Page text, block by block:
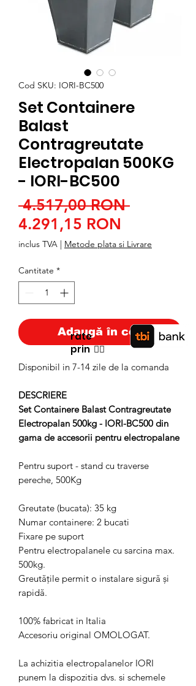
Cod SKU: IORI-BC500
Set Containere
Balast
Contragreutate
Electropalan 500KG
- IORI-BC500
4.517,00 RON Preț
4.291,15 RON
redus
inclus TVA | Metode plata si Livrare
Cantitate *
Adaugă în coș
Disponibil in 7-14 zile de la comanda
DESCRIERE
Set Containere Balast Contragreutate
Electropalan 500kg - IORI-BC500 din
gama de accesorii pentru electropalane
Pentru suport - stand cu traverse
pereche, 500Kg
Greutate (bucata): 35 kg
Numar containere: 2 bucati
Fixare pe suport
Pentru electropalanele cu sarcina max.
500kg.
Greutățile permit o instalare sigură și
rapidă.
100% fabricat in Italia
Accesoriu original OMOLOGAT.
La achizitia electropalanelor IORI
punem la dispozitia dvs. si schemele
rate
prin👉🏿